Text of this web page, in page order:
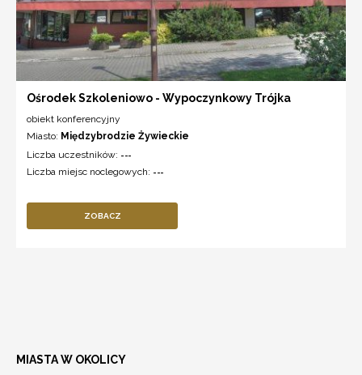
Ośrodek Szkoleniowo - Wypoczynkowy Trójka
obiekt konferencyjny
Miasto: Międzybrodzie Żywieckie
Liczba uczestników: ---
Liczba miejsc noclegowych: ---
ZOBACZ
MIASTA W OKOLICY